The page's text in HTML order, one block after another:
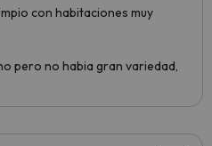
con habitaciones muy
pero no habia gran variedad,